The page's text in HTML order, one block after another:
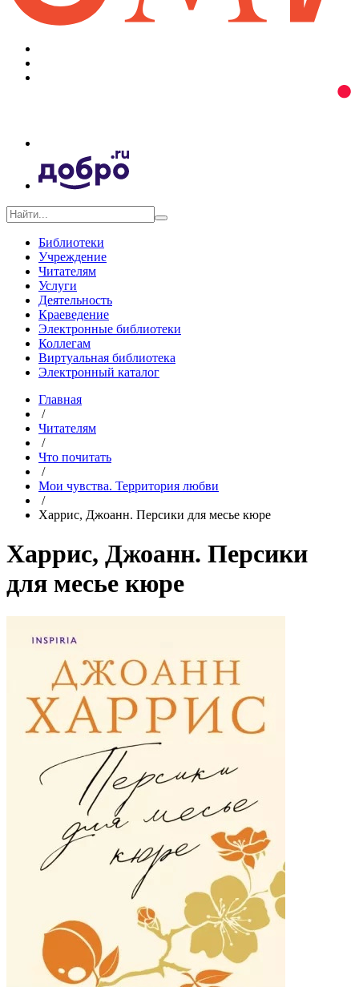
Библиотеки
Учреждение
Читателям
Услуги
Деятельность
Краеведение
Электронные библиотеки
Коллегам
Виртуальная библиотека
Электронный каталог
Главная
/
Читателям
/
Что почитать
/
Мои чувства. Территория любви
/
Харрис, Джоанн. Персики для месье кюре
Харрис, Джоанн. Персики
для месье кюре